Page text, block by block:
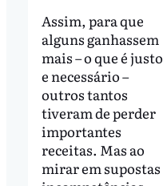
Assim, para que
alguns ganhassem
mais – o que é justo
e necessário –
outros tantos
tiveram de perder
importantes
receitas. Mas ao
mirar em supostas